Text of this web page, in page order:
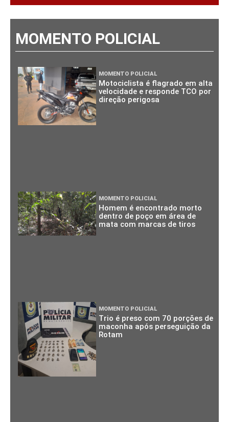
MOMENTO POLICIAL
MOMENTO POLICIAL
Motociclista é flagrado em alta
velocidade e responde TCO por
direção perigosa
MOMENTO POLICIAL
Homem é encontrado morto
dentro de poço em área de
mata com marcas de tiros
MOMENTO POLICIAL
Trio é preso com 70 porções de
maconha após perseguição da
Rotam